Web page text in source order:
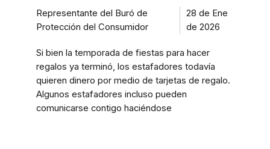
Representante del Buró de
Protección del Consumidor
28 de Ene
de 2026
Si bien la temporada de fiestas para hacer
regalos ya terminó, los estafadores todavía
quieren dinero por medio de tarjetas de regalo.
Algunos estafadores incluso pueden
comunicarse contigo haciéndose